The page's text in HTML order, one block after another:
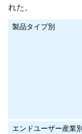
れた。
製品タイプ別
エンドユーザー産業別